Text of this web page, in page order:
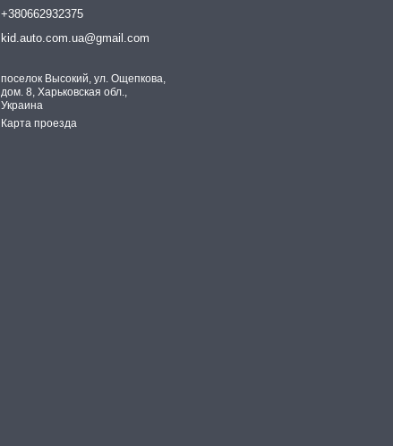
+380662932375
kid.auto.com.ua@gmail.com
поселок Высокий, ул. Ощепкова,
дом. 8, Харьковская обл.,
Украина
Карта проезда